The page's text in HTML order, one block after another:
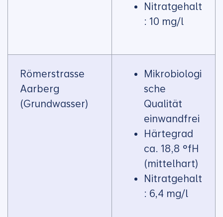
Nitratgehalt
: 10 mg/l
Römerstrasse
Aarberg
(Grundwasser)
Mikrobiologi
sche
Qualität
einwandfrei
Härtegrad
ca. 18,8 °fH
(mittelhart)
Nitratgehalt
: 6,4 mg/l